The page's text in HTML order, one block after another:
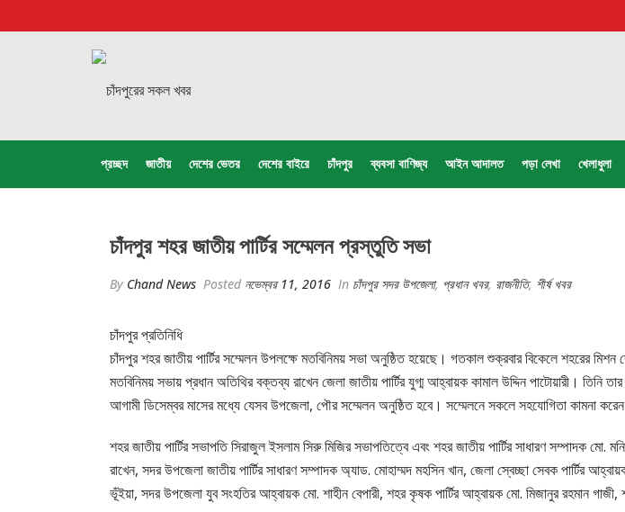
প্রচ্ছদ জাতীয় দেশের ভেতর দেশের বাইরে চাঁদপুর ব্যবসা বাণিজ্য আইন আদালত পড়া লেখা খেলাধুলা
চাঁদপুর শহর জাতীয় পার্টির সম্মেলন প্রস্তুতি সভা
By Chand News Posted নভেম্বর 11, 2016 In চাঁদপুর সদর উপজেলা, প্রধান খবর, রাজনীতি, শীর্ষ খবর
চাঁদপুর প্রতিনিধি
চাঁদপুর শহর জাতীয় পার্টির সম্মেলন উপলক্ষে মতবিনিময় সভা অনুষ্ঠিত হয়েছে। গতকাল শুক্রবার বিকেলে শহরের মিশন
মতবিনিময় সভায় প্রধান অতিথির বক্তব্য রাখেন জেলা জাতীয় পার্টির যুগ্ম আহ্বায়ক কামাল উদ্দিন পাটোয়ারী। তিনি
আগামী ডিসেম্বর মাসের মধ্যে যেসব উপজেলা, পৌর সম্মেলন অনুষ্ঠিত হবে। সম্মেলনে সকলে সহযোগিতা কামনা করেন
শহর জাতীয় পার্টির সভাপতি সিরাজুল ইসলাম সিরু মিজির সভাপতিত্বে এবং শহর জাতীয় পার্টির সাধারণ সম্পাদক মো.
রাখেন, সদর উপজেলা জাতীয় পার্টির সাধারণ সম্পাদক অ্যাড. মোহাম্মদ মহসিন খান, জেলা স্বেচ্ছা সেবক পার্টির
ভূঁইয়া, সদর উপজেলা যুব সংহতির আহ্বায়ক মো. শাহীন বেপারী, শহর কৃষক পার্টির আহ্বায়ক মো. মিজানুর রহমান গাজী,